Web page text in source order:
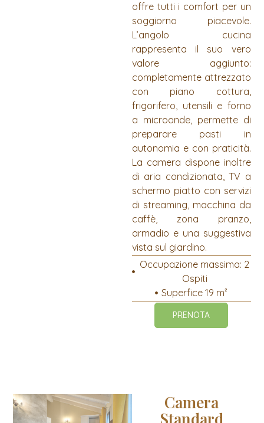
offre tutti i comfort per un
soggiorno piacevole.
L’angolo cucina
rappresenta il suo vero
valore aggiunto:
completamente attrezzato
con piano cottura,
frigorifero, utensili e forno
a microonde, permette di
preparare pasti in
autonomia e con praticità.
La camera dispone inoltre
di aria condizionata, TV a
schermo piatto con servizi
di streaming, macchina da
caffè, zona pranzo,
armadio e una suggestiva
vista sul giardino.
Occupazione massima: 2
Ospiti
Superfice 19 m²
PRENOTA
Camera
Standard